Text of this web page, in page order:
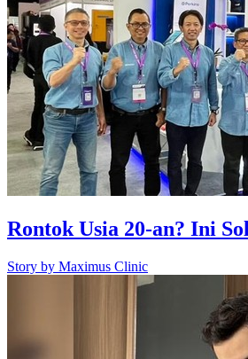
Rontok Usia 20-an? Ini
Story by Maximus Clinic